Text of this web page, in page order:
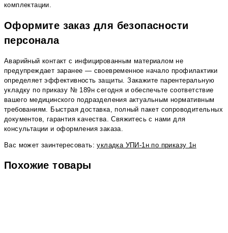
комплектации.
Оформите заказ для безопасности
персонала
Аварийный контакт с инфицированным материалом не
предупреждает заранее — своевременное начало профилактики
определяет эффективность защиты. Закажите парентеральную
укладку по приказу № 189н сегодня и обеспечьте соответствие
вашего медицинского подразделения актуальным нормативным
требованиям. Быстрая доставка, полный пакет сопроводительных
документов, гарантия качества. Свяжитесь с нами для
консультации и оформления заказа.
Вас может заинтересовать:укладка УПИ-1н по приказу 1н
Похожие товары